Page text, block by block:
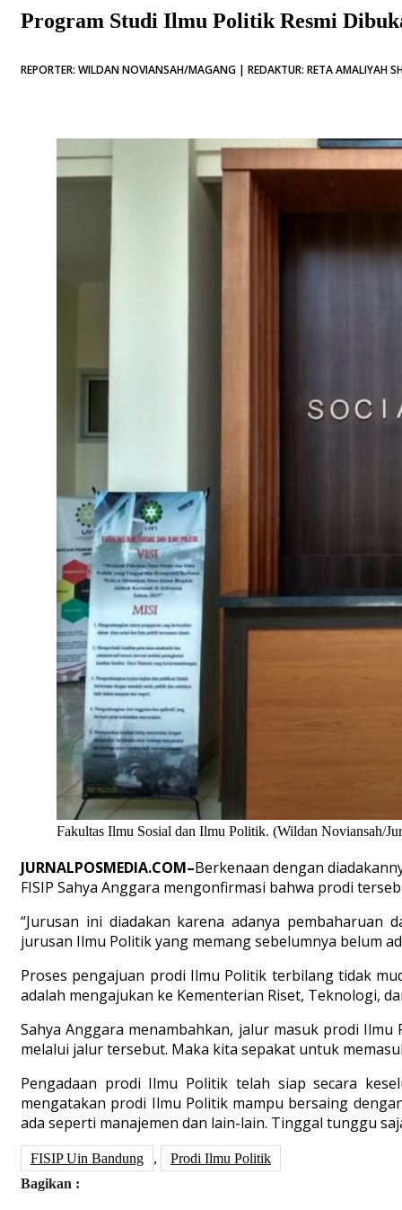
Program Studi Ilmu Politik Resmi
REPORTER: WILDAN NOVIANSAH/MAGANG | REDAKTUR: RETA AMALIYAH
Fakultas Ilmu Sosial dan Ilmu Politik. (Wildan Noviansah/
JURNALPOSMEDIA.COM–Berkenaan dengan
FISIP Sahya Anggara mengonfirmasi bahwa prodi
“Jurusan ini diadakan karena adanya
jurusan Ilmu Politik yang memang sebelumnya belum
Proses pengajuan prodi Ilmu Politik terbilang tidak
adalah mengajukan ke Kementerian Riset, Teknologi,
Sahya Anggara menambahkan, jalur masuk prodi
melalui jalur tersebut. Maka kita sepakat untuk
Pengadaan prodi Ilmu Politik telah siap secara
mengatakan prodi Ilmu Politik mampu bersaing
ada seperti manajemen dan lain-lain. Tinggal tunggu
FISIP Uin Bandung ,
Prodi Ilmu Politik
Bagikan :